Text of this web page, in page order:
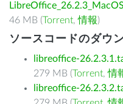
46 MB (Torrent,情報)
ソースコードのダウ
libreoffice-
279 MB (Torrent,情
libreoffice-